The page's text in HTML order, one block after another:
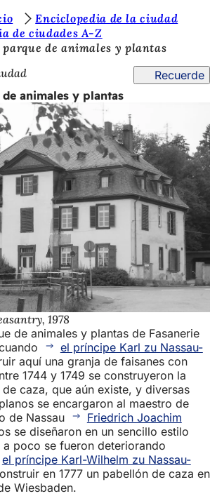
Enciclopedia de la ciudad
de ciudades A-Z
parque de animales y plantas
Recuerde
animales y plantas
1978
de animales y plantas de Fasanerie
el príncipe Karl zu Nassau-
aquí una granja de faisanes con
1744 y 1749 se construyeron la
caza, que aún existe, y diversas
se encargaron al maestro de
de Nassau
Friedrich Joachim
se diseñaron en un sencillo estilo
poco se fueron deteriorando
el príncipe Karl-Wilhelm zu Nassau-
en 1777 un pabellón de caza en
Wiesbaden.